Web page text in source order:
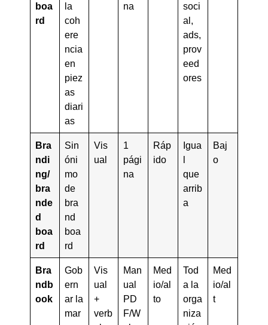
boa
rd
la
coh
ere
ncia
en
piez
as
diari
as
na
soci
al,
ads,
prov
eed
ores
Bra
ndi
ng/
bra
nde
d
boa
rd
Sin
óni
mo
de
bra
nd
boa
rd
Vis
ual
1
pági
na
Ráp
ido
Igua
l
que
arrib
a
Baj
o
Bra
ndb
ook
Gob
ern
ar la
mar
Vis
ual
+
verb
Man
ual
PD
F/W
Med
io/al
to
Tod
a la
orga
niza
Med
io/al
t